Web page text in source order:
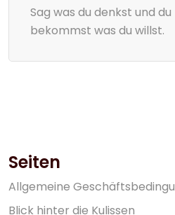
Sag was du denkst und du
bekommst was du willst.
Seiten
Allgemeine Geschäftsbedingu
Blick hinter die Kulissen